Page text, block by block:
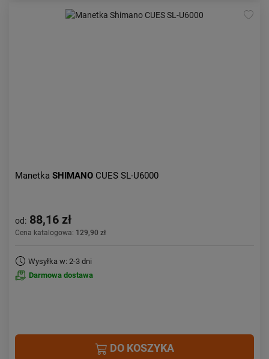
Manetka SHIMANO CUES SL-U6000
od: 88,16 zł
Cena katalogowa: 129,90 zł
Wysyłka w: 2-3 dni
Darmowa dostawa
DO KOSZYKA